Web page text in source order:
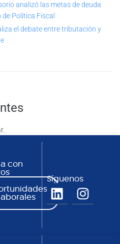
analizó las metas de deuda
Política Fiscal
el debate entre tributación y
con
Síguenos